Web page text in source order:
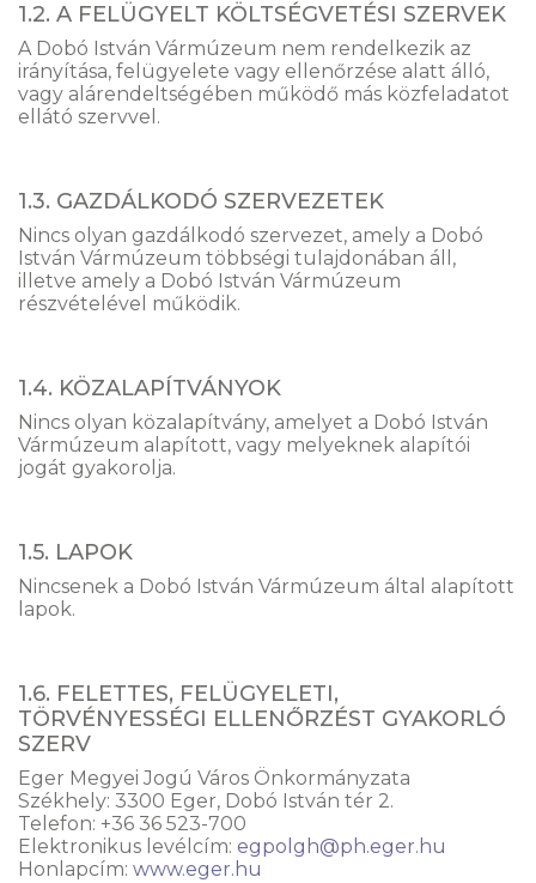
1.2. A FELÜGYELT KÖLTSÉGVETÉSI SZERVEK
A Dobó István Vármúzeum nem rendelkezik az
irányítása, felügyelete vagy ellenőrzése alatt álló,
vagy alárendeltségében működő más közfeladatot
ellátó szervvel.
1.3. GAZDÁLKODÓ SZERVEZETEK
Nincs olyan gazdálkodó szervezet, amely a Dobó
István Vármúzeum többségi tulajdonában áll,
illetve amely a Dobó István Vármúzeum
részvételével működik.
1.4. KÖZALAPÍTVÁNYOK
Nincs olyan közalapítvány, amelyet a Dobó István
Vármúzeum alapított, vagy melyeknek alapítói
jogát gyakorolja.
1.5. LAPOK
Nincsenek a Dobó István Vármúzeum által alapított
lapok.
1.6. FELETTES, FELÜGYELETI,
TÖRVÉNYESSÉGI ELLENŐRZÉST GYAKORLÓ
SZERV
Eger Megyei Jogú Város Önkormányzata
Székhely: 3300 Eger, Dobó István tér 2.
Telefon: +36 36 523-700
Elektronikus levélcím: egpolgh@ph.eger.hu
Honlapcím: www.eger.hu